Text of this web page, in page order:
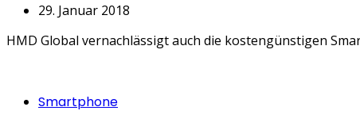
29. Januar 2018
HMD Global vernachlässigt auch die kostengünstigen
Categories
Smartphone